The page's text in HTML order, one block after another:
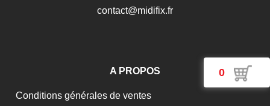
0
contact@midifix.fr
A PROPOS
Conditions générales de ventes